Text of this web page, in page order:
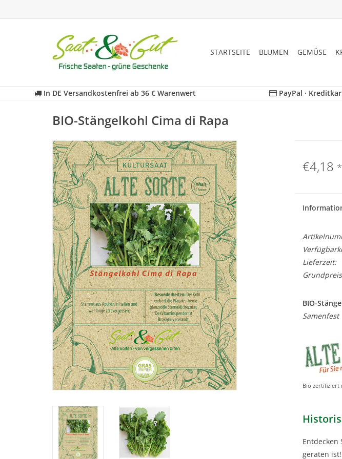
STARTSEITE BLUMEN GEMÜSE
In DE Versandkostenfrei ab 36 € Warenwert PayPal ·
BIO-Stängelkohl Cima di Rapa
€4,18 *
Lieferzeit:
BIO-
Samenfest
Bio zertifiziert
Entdecken
geraten ist!